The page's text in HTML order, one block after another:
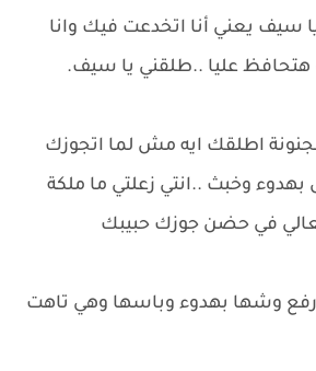
يعني أنا اتخدعت فيك وانا
هتحافظ عليا ..طلقني يا سيف.
اطلقك ايه مش لما اتجوزك
وخبث ..انتي زعلتي ما ملكة
في حضن جوزك حبيبك
وشها بهدوء وباسها وهي تاهت